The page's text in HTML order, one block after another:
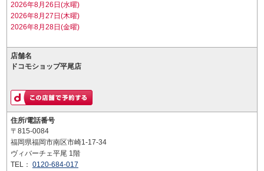
2026年8月26日(水曜)
2026年8月27日(木曜)
2026年8月28日(金曜)
店舗名
ドコモショップ平尾店
住所/電話番号
〒815-0084
福岡県福岡市南区市崎1-17-34
ヴィバーチェ平尾 1階
TEL： 0120-684-017